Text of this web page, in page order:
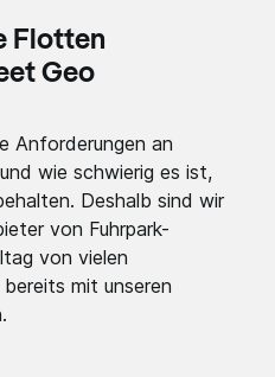
Flotten
Geo
Anforderungen an
wie schwierig es ist,
Deshalb sind wir
von Fuhrpark-
von vielen
mit unseren